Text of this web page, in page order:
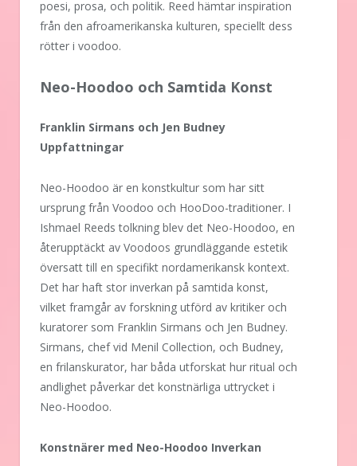
poesi, prosa, och politik. Reed hämtar inspiration
från den afroamerikanska kulturen, speciellt dess
rötter i voodoo.
Neo-Hoodoo och Samtida Konst
Franklin Sirmans och Jen Budney
Uppfattningar
Neo-Hoodoo är en konstkultur som har sitt
ursprung från Voodoo och HooDoo-traditioner. I
Ishmael Reeds tolkning blev det Neo-Hoodoo, en
återupptäckt av Voodoos grundläggande estetik
översatt till en specifikt nordamerikansk kontext.
Det har haft stor inverkan på samtida konst,
vilket framgår av forskning utförd av kritiker och
kuratorer som Franklin Sirmans och Jen Budney.
Sirmans, chef vid Menil Collection, och Budney,
en frilanskurator, har båda utforskat hur ritual och
andlighet påverkar det konstnärliga uttrycket i
Neo-Hoodoo.
Konstnärer med Neo-Hoodoo Inverkan